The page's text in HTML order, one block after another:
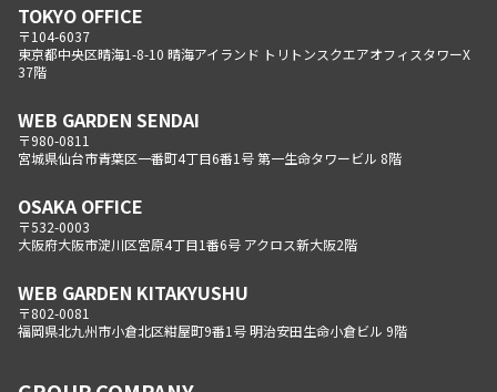
TOKYO OFFICE
〒104-6037
東京都中央区晴海1-8-10 晴海アイランド トリトンスクエアオフィスタワーX
37階
WEB GARDEN SENDAI
〒980-0811
宮城県仙台市青葉区一番町4丁目6番1号 第一生命タワービル 8階
OSAKA OFFICE
〒532-0003
大阪府大阪市淀川区宮原4丁目1番6号 アクロス新大阪2階
WEB GARDEN KITAKYUSHU
〒802-0081
福岡県北九州市小倉北区紺屋町9番1号 明治安田生命小倉ビル 9階